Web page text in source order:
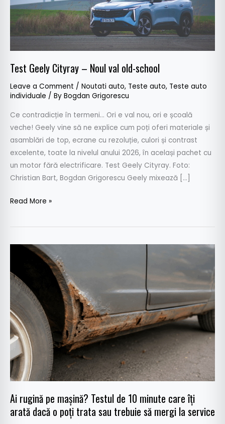
Test Geely Cityray – Noul val old-school
Leave a Comment / Noutati auto, Teste auto, Teste auto
individuale / By Bogdan Grigorescu
Ce contradicție în termeni… Ori e val nou, ori e școală
veche! Geely vine să ne explice cum poți oferi materiale și
asamblări de top, ecrane cu rezoluție, culori și contrast
excelente, toate la nivelul anului 2026, în același pachet cu
un motor fără electrificare. Test Geely Cityray. Foto:
Christian Bart, Bogdan Grigorescu Geely mixează […]
school
Read More »
Ai rugină pe mașină? Testul de 10 minute care îți
arată dacă o poți trata sau trebuie să mergi la service
pe
mașină?
Testul
de
10
minute
care
îți
arată
o
poți